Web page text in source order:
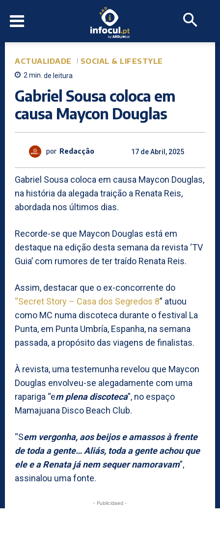
ACTUALIDADE SOCIAL & LIFESTYLE
2min. de leitura
Gabriel Sousa coloca em
causa Maycon Douglas
por Redacção 17 de Abril, 2025
Gabriel Sousa coloca em causa Maycon Douglas,
na história da alegada traição a Renata Reis,
abordada nos últimos dias.
Recorde-se que Maycon Douglas está em
destaque na edição desta semana da revista ‘TV
Guia’ com rumores de ter traído Renata Reis.
Assim, destacar que o ex-concorrente do
“Secret Story – Casa dos Segredos 8” atuou
como MC numa discoteca durante o festival La
Punta, em Punta Umbría, Espanha, na semana
passada, a propósito das viagens de finalistas.
À revista, uma testemunha revelou que Maycon
Douglas envolveu-se alegadamente com uma
rapariga “em plena discoteca”, no espaço
Mamajuana Disco Beach Club.
“Sem vergonha, aos beijos e amassos à frente
de toda a gente… Aliás, toda a gente achou que
ele e a Renata já nem sequer namoravam”,
assinalou uma fonte.
- Publicidaed -